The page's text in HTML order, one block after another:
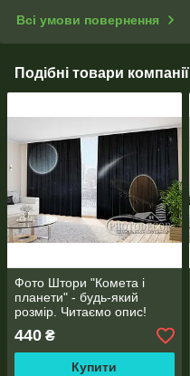
Всі умови повернення
Подібні товари компанії
Фото Штори "Комета і
планети" - будь-який
розмір. Читаємо опис!
440 ₴
Купити